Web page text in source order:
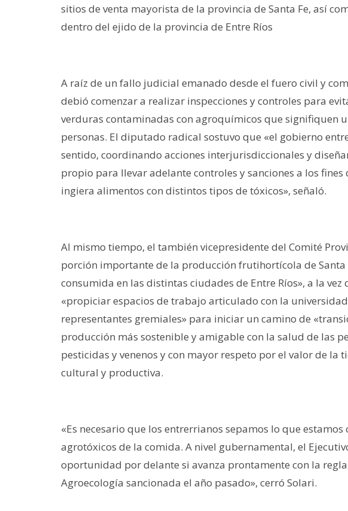
sitios de venta mayorista de la provincia de Santa Fe, así
dentro del ejido de la provincia de Entre Ríos
A raíz de un fallo judicial emanado desde el fuero civil y
debió comenzar a realizar inspecciones y controles para
verduras contaminadas con agroquímicos que signifiquen
personas. El diputado radical sostuvo que «el gobierno
sentido, coordinando acciones interjurisdiccionales y
propio para llevar adelante controles y sanciones a los
ingiera alimentos con distintos tipos de tóxicos», señaló.
Al mismo tiempo, el también vicepresidente del Comité
porción importante de la producción frutihortícola de Santa
consumida en las distintas ciudades de Entre Ríos», a la
«propiciar espacios de trabajo articulado con la
representantes gremiales» para iniciar un camino de
producción más sostenible y amigable con la salud de las
pesticidas y venenos y con mayor respeto por el valor de la
cultural y productiva.
«Es necesario que los entrerrianos sepamos lo que
agrotóxicos de la comida. A nivel gubernamental, el
oportunidad por delante si avanza prontamente con la
Agroecología sancionada el año pasado», cerró Solari.